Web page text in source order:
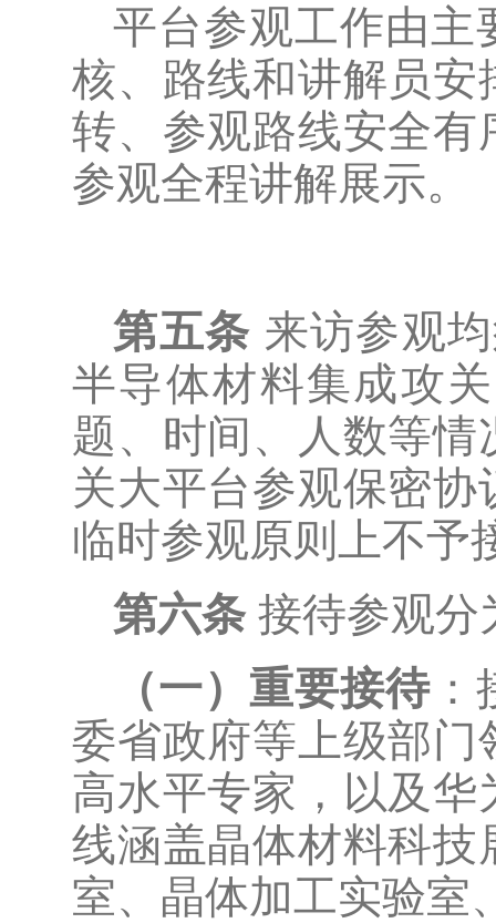
平台参观工作由主
核、路线和讲解员
转、参观路线安全
参观全程讲解展示。
第五条 来访参观
半导体材料集成攻
题、时间、人数等
关大平台参观保密
临时参观原则上不予
第六条接待参观分
（一）重要接待：
委省政府等上级部
高水平专家，以及
线涵盖晶体材料科
室、晶体加工实验室